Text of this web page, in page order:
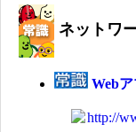
ネットワ
Web